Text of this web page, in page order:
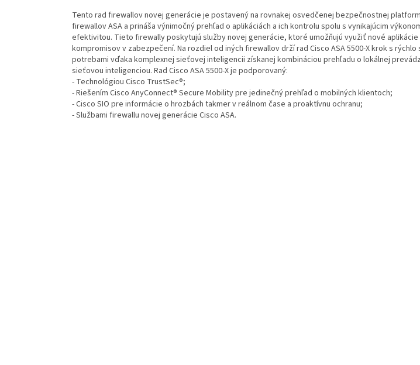
Tento rad firewallov novej generácie je postavený na rovnakej osvedčenej bezpečnostnej
firewallov ASA a prináša výnimočný prehľad o aplikáciách a ich kontrolu spolu s vynikajúcim
efektivitou. Tieto firewally poskytujú služby novej generácie, ktoré umožňujú využiť nové aplikácie
kompromisov v zabezpečení. Na rozdiel od iných firewallov drží rad Cisco ASA 5500-X krok s rýchlo
potrebami vďaka komplexnej sieťovej inteligencii získanej kombináciou prehľadu o lokálnej
sieťovou inteligenciou. Rad Cisco ASA 5500-X je podporovaný:
- Technológiou Cisco TrustSec®;
- Riešením Cisco AnyConnect® Secure Mobility pre jedinečný prehľad o mobilných klientoch;
- Cisco SIO pre informácie o hrozbách takmer v reálnom čase a proaktívnu ochranu;
- Službami firewallu novej generácie Cisco ASA.